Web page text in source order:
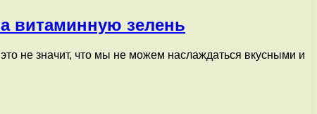
витаминную зелень
не значит, что мы не можем наслаждаться вкусными и